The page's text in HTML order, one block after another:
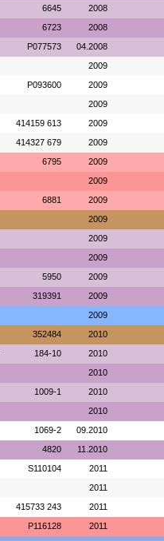
6645 2008
6723 2008
P077573 04.2008
2009
P093600 2009
2009
414159 613 2009
414327 679 2009
6795 2009
2009
6881 2009
2009
2009
2009
5950 2009
319391 2009
2009
352484 2010
184-10 2010
2010
1009-1 2010
2010
1069-2 09.2010
4820 11.2010
S110104 2011
2011
415733 243 2011
P116128 2011